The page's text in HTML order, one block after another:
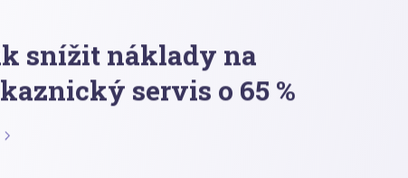
snížit náklady na
servis o 65 %